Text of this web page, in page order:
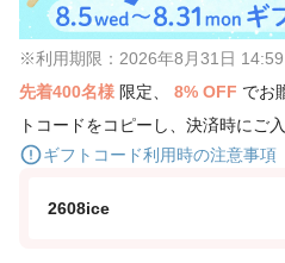
※利用期限：2026年8月31日
先着400名様 限定、 8% OFF でお
トコードをコピーし、決済時にご
ギフトコード利用時の注意事項
2608ice